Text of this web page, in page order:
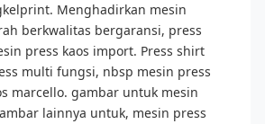
Menghadirkan mesin
berkwalitas bergaransi, press
press kaos import. Press shirt
multi fungsi, nbsp mesin press
marcello. gambar untuk mesin
lainnya untuk, mesin press